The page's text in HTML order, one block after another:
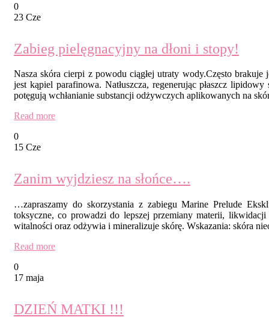
0
23 Cze
Zabieg pielęgnacyjny na dłoni i stopy!
Nasza skóra cierpi z powodu ciągłej utraty wody.Często
jest kąpiel parafinowa. Natłuszcza, regenerując płaszcz
potęgują wchłanianie substancji odżywczych aplikowanych na
Read more
0
15 Cze
Zanim wyjdziesz na słońce….
…zapraszamy do skorzystania z zabiegu Marine Prelude
toksyczne, co prowadzi do lepszej przemiany materii,
witalności oraz odżywia i mineralizuje skórę. Wskazania: skóra
Read more
0
17 maja
DZIEŃ MATKI !!!